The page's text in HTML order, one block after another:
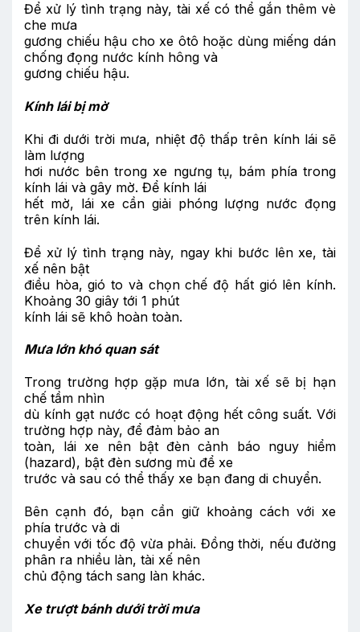
Để xử lý tình trạng này, tài xế có thể gắn thêm vè
che mưa
gương chiếu hậu cho xe ôtô hoặc dùng miếng dán
chống đọng nước kính hông và
gương chiếu hậu.
Kính lái bị mờ
Khi đi dưới trời mưa, nhiệt độ thấp trên kính lái sẽ
làm lượng
hơi nước bên trong xe ngưng tụ, bám phía trong
kính lái và gây mờ. Để kính lái
hết mờ, lái xe cần giải phóng lượng nước đọng
trên kính lái.
Để xử lý tình trạng này, ngay khi bước lên xe, tài
xế nên bật
điều hòa, gió to và chọn chế độ hất gió lên kính.
Khoảng 30 giây tới 1 phút
kính lái sẽ khô hoàn toàn.
Mưa lớn khó quan sát
Trong trường hợp gặp mưa lớn, tài xế sẽ bị hạn
chế tầm nhìn
dù kính gạt nước có hoạt động hết công suất. Với
trường hợp này, để đảm bảo an
toàn, lái xe nên bật đèn cảnh báo nguy hiểm
(hazard), bật đèn sương mù để xe
trước và sau có thể thấy xe bạn đang di chuyển.
Bên cạnh đó, bạn cần giữ khoảng cách với xe
phía trước và di
chuyển với tốc độ vừa phải. Đồng thời, nếu đường
phân ra nhiều làn, tài xế nên
chủ động tách sang làn khác.
Xe trượt bánh dưới trời mưa